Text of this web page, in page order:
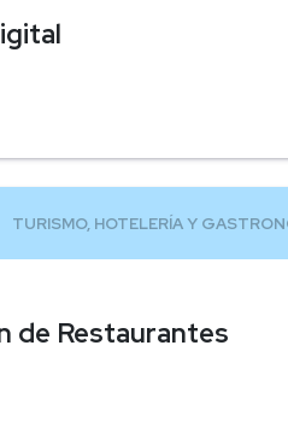
de Restaurantes